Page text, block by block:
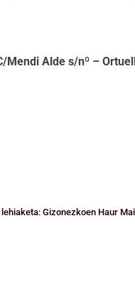
(Igandea)
Mendi Alde s/nº –